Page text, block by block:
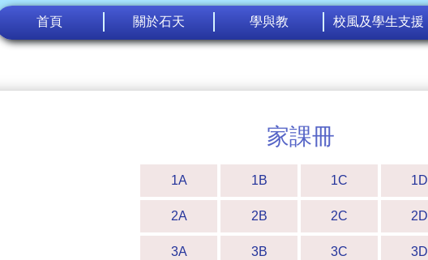
首頁 關於石天 學與教 校風及學生支援
家課冊
1A 1B 1C 1D
2A 2B 2C 2D
3A 3B 3C 3D